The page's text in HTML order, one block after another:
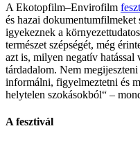
A Ekotopfilm–Envirofilm
és hazai
igyekeznek a
természet szépségét, még
azt is, milyen negatív hatással
tárdadalom. Nem
informálni, figyelmeztetni és
helytelen szokásokból“ –
A fesztivál